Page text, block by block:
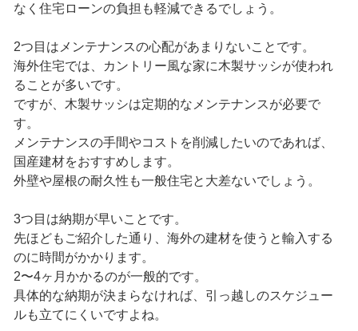
なく住宅ローンの負担も軽減できるでしょう。
2つ目はメンテナンスの心配があまりないことです。
海外住宅では、カントリー風な家に木製サッシが使われ
ることが多いです。
ですが、木製サッシは定期的なメンテナンスが必要で
す。
メンテナンスの手間やコストを削減したいのであれば、
国産建材をおすすめします。
外壁や屋根の耐久性も一般住宅と大差ないでしょう。
3つ目は納期が早いことです。
先ほどもご紹介した通り、海外の建材を使うと輸入する
のに時間がかかります。
2〜4ヶ月かかるのが一般的です。
具体的な納期が決まらなければ、引っ越しのスケジュー
ルも立てにくいですよね。